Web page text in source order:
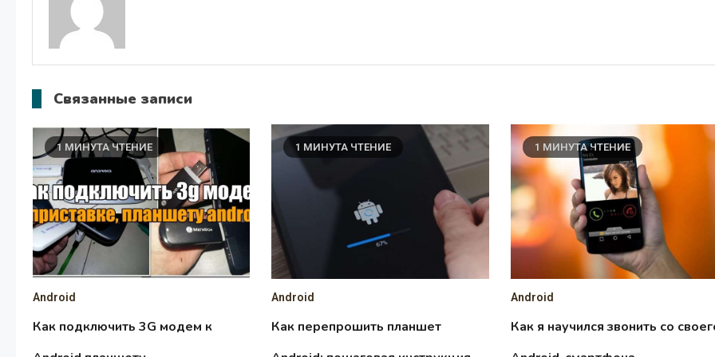
Связанные записи
1 МИНУТА ЧТЕНИЕ
Android
Как подключить 3G модем к
1 МИНУТА ЧТЕНИЕ
Android
Как перепрошить планшет
1 МИНУТА ЧТЕНИЕ
Android
Как я научился звонить со